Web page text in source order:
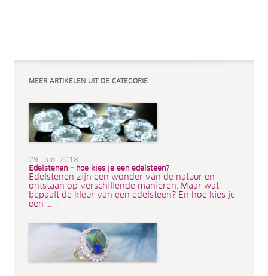
MEER ARTIKELEN UIT DE CATEGORIE :
29. Jun. 2018
Edelstenen – hoe kies je een edelsteen?
Edelstenen zijn een wonder van de natuur en
ontstaan op verschillende manieren. Maar wat
bepaalt de kleur van een edelsteen? En hoe kies je
een ...→